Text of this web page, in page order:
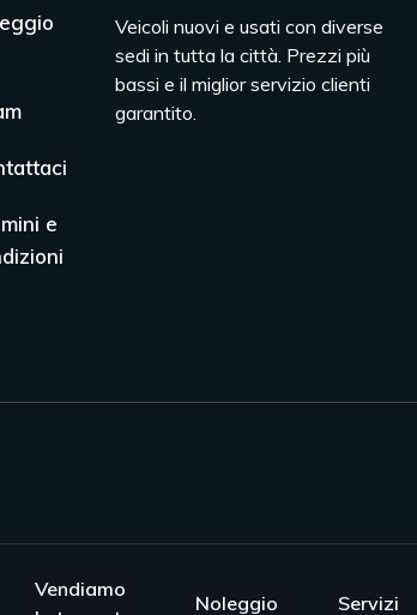
e
Veicoli nuovi e usati con diverse
sedi in tutta la città. Prezzi più
bassi e il miglior servizio clienti
garantito.
Vendiamo
Noleggio Servizi